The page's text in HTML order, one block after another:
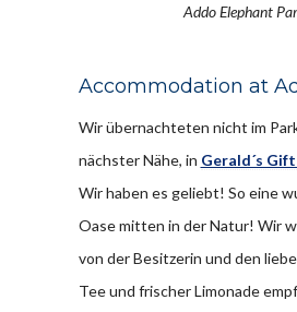
Addo Elephant
Accommodation at
Wir übernachteten nicht im
nächster Nähe, in Gerald´s
Wir haben es geliebt! So eine
Oase mitten in der Natur! Wir
von der Besitzerin und den
Tee und frischer Limonade